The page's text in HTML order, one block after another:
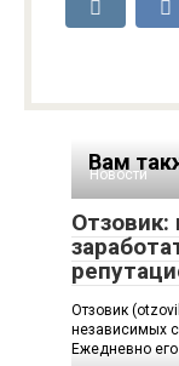
Вам
Новости
Отзовик:
Отзовик
независимых
Ежедневно